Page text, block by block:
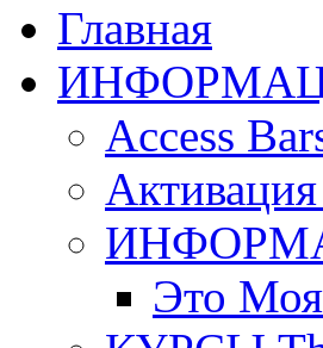
Главная
Access
Это